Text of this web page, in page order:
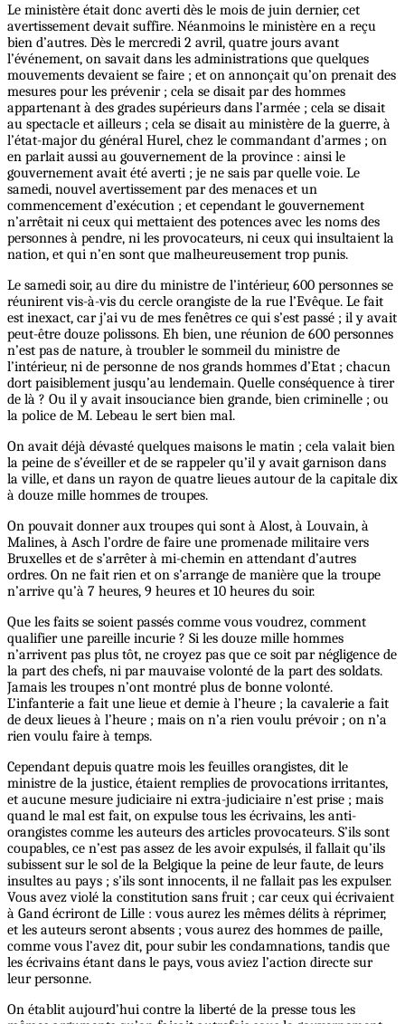
Le ministère était donc averti dès le mois de juin dernier, cet
avertissement devait suffire. Néanmoins le ministère en a reçu
bien d’autres. Dès le mercredi 2 avril, quatre jours avant
l’événement, on savait dans les administrations que quelques
mouvements devaient se faire ; et on annonçait qu’on prenait des
mesures pour les prévenir ; cela se disait par des hommes
appartenant à des grades supérieurs dans l’armée ; cela se disait
au spectacle et ailleurs ; cela se disait au ministère de la guerre, à
l’état-major du général Hurel, chez le commandant d’armes ; on
en parlait aussi au gouvernement de la province : ainsi le
gouvernement avait été averti ; je ne sais par quelle voie. Le
samedi, nouvel avertissement par des menaces et un
commencement d’exécution ; et cependant le gouvernement
n’arrêtait ni ceux qui mettaient des potences avec les noms des
personnes à pendre, ni les provocateurs, ni ceux qui insultaient la
nation, et qui n’en sont que malheureusement trop punis.
Le samedi soir, au dire du ministre de l’intérieur, 600 personnes se
réunirent vis-à-vis du cercle orangiste de la rue l’Evêque. Le fait
est inexact, car j’ai vu de mes fenêtres ce qui s’est passé ; il y avait
peut-être douze polissons. Eh bien, une réunion de 600 personnes
n’est pas de nature, à troubler le sommeil du ministre de
l’intérieur, ni de personne de nos grands hommes d’Etat ; chacun
dort paisiblement jusqu’au lendemain. Quelle conséquence à tirer
de là ? Ou il y avait insouciance bien grande, bien criminelle ; ou
la police de M. Lebeau le sert bien mal.
On avait déjà dévasté quelques maisons le matin ; cela valait bien
la peine de s’éveiller et de se rappeler qu’il y avait garnison dans
la ville, et dans un rayon de quatre lieues autour de la capitale dix
à douze mille hommes de troupes.
On pouvait donner aux troupes qui sont à Alost, à Louvain, à
Malines, à Asch l’ordre de faire une promenade militaire vers
Bruxelles et de s’arrêter à mi-chemin en attendant d’autres
ordres. On ne fait rien et on s’arrange de manière que la troupe
n’arrive qu’à 7 heures, 9 heures et 10 heures du soir.
Que les faits se soient passés comme vous voudrez, comment
qualifier une pareille incurie ? Si les douze mille hommes
n’arrivent pas plus tôt, ne croyez pas que ce soit par négligence de
la part des chefs, ni par mauvaise volonté de la part des soldats.
Jamais les troupes n’ont montré plus de bonne volonté.
L’infanterie a fait une lieue et demie à l’heure ; la cavalerie a fait
de deux lieues à l’heure ; mais on n’a rien voulu prévoir ; on n’a
rien voulu faire à temps.
Cependant depuis quatre mois les feuilles orangistes, dit le
ministre de la justice, étaient remplies de provocations irritantes,
et aucune mesure judiciaire ni extra-judiciaire n’est prise ; mais
quand le mal est fait, on expulse tous les écrivains, les anti-
orangistes comme les auteurs des articles provocateurs. S’ils sont
coupables, ce n’est pas assez de les avoir expulsés, il fallait qu’ils
subissent sur le sol de la Belgique la peine de leur faute, de leurs
insultes au pays ; s’ils sont innocents, il ne fallait pas les expulser.
Vous avez violé la constitution sans fruit ; car ceux qui écrivaient
à Gand écriront de Lille : vous aurez les mêmes délits à réprimer,
et les auteurs seront absents ; vous aurez des hommes de paille,
comme vous l’avez dit, pour subir les condamnations, tandis que
les écrivains étant dans le pays, vous aviez l’action directe sur
leur personne.
On établit aujourd’hui contre la liberté de la presse tous les